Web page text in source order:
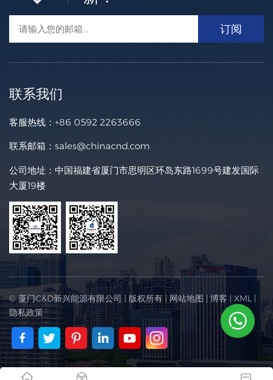
联系我们
客服热线： +86 0592 2263666
联系邮箱： sales@chinacnd.com
公司地址：中国福建省厦门市思明区环岛东路1699号建发国际
大厦19楼
© 厦门C&D新兴能源有限公司 | 版权所有 |网站地图 | 博客 | XML |
隐私政策